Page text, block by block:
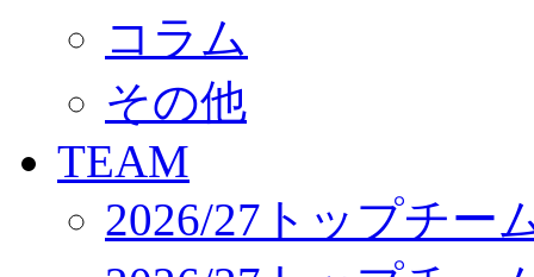
パートナー募集
クラブ理念
サステナビリティ
Web制作支援
応援プロジェクト
コラム
その他
TEAM
2026/27トップチー